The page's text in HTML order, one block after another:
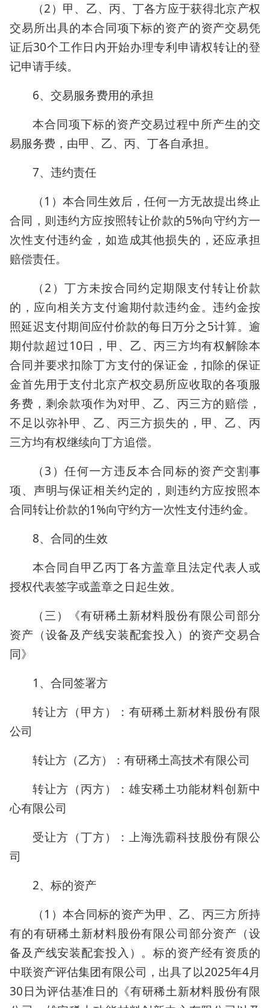
（2）甲、乙、丙、丁各方应于获得北京产权
交易所出具的本合同项下标的资产的资产交易凭
证后30个工作日内开始办理专利申请权转让的登
记申请手续。
6、交易服务费用的承担
本合同项下标的资产交易过程中所产生的交
易服务费，由甲、乙、丙、丁各自承担。
7、违约责任
（1）本合同生效后，任何一方无故提出终止
合同，则违约方应按照转让价款的5%向守约方一
次性支付违约金，如造成其他损失的，还应承担
赔偿责任。
（2）丁方未按合同约定期限支付转让价款
的，应向相关方支付逾期付款违约金。违约金按
照延迟支付期间应付价款的每日万分之5计算。逾
期付款超过10日，甲、乙、丙三方均有权解除本
合同并要求扣除丁方支付的保证金，扣除的保证
金首先用于支付北京产权交易所应收取的各项服
务费，剩余款项作为对甲、乙、丙三方的赔偿，
不足以弥补甲、乙、丙三方损失的，甲、乙、丙
三方均有权继续向丁方追偿。
（3）任何一方违反本合同标的资产交割事
项、声明与保证相关约定的，则违约方应按照本
合同转让价款的1%向守约方一次性支付违约金。
8、合同的生效
本合同自甲乙丙丁各方盖章且法定代表人或
授权代表签字或盖章之日起生效。
（三）《有研稀土新材料股份有限公司部分
资产（设备及产线安装配套投入）的资产交易合
同》
1、合同签署方
转让方（甲方）：有研稀土新材料股份有限
公司
转让方（乙方）：有研稀土高技术有限公司
转让方（丙方）：雄安稀土功能材料创新中
心有限公司
受让方（丁方）：上海洗霸科技股份有限公
司
2、标的资产
（1）本合同标的资产为甲、乙、丙三方所持
有的有研稀土新材料股份有限公司部分资产（设
备及产线安装配套投入）。标的资产经有资质的
中联资产评估集团有限公司，出具了以2025年4月
30日为评估基准日的《有研稀土新材料股份有限